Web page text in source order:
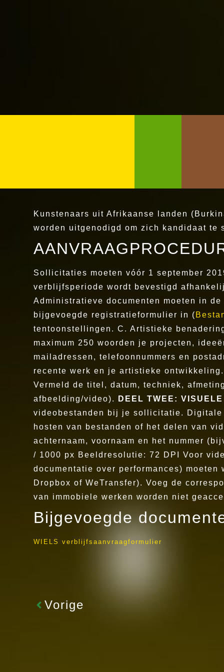
Kunstenaars uit Afrikaanse landen
worden uitgenodigd om zich kandidaat
Sollicitaties moeten vóór 1 september
verblijfsperiode wordt bevestigd
Administratieve documenten moeten in
bijgevoegde registratieformulier in (
tentoonstellingen. C. Artistieke
maximum 250 woorden je projecten,
mailadressen, telefoonnummers en
recente werk en je artistieke
Vermeld de titel, datum, techniek,
afbeelding/video).
DEEL TWEE:
videobestanden bij je sollicitatie. Digitale
hosten van bestanden of het delen van
achternaam, voornaam en het nummer
/ 1000 px Beeldresolutie: 72 DPI Voor
documentatie over performances)
Dropbox of WeTransfer). Voeg de
van immobiele werken worden niet
Bijgevoegde
WIELS verblijfsaanvraagformulier
Vorige